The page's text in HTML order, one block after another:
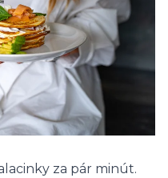
za pár minút.